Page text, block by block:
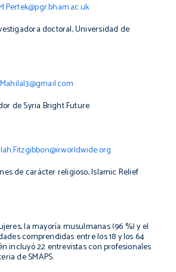
doctoral, Universidad de
Mahilal3@gmail.com
de Syria Bright Future
de carácter religioso, Islamic Relief
la mayoría musulmanas (96 %) y el
comprendidas entre los 18 y los 64
incluyó 22 entrevistas con profesionales
de SMAPS.